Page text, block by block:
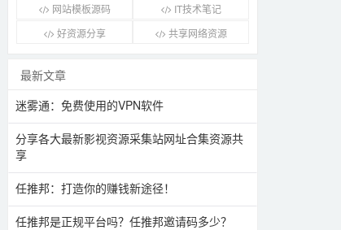
网站模板源码
IT技术笔记
好资源分享
共享网络资源
最新文章
迷雾通：免费使用的VPN软件
分享各大最新影视资源采集站网址合集资源共
享
任推邦：打造你的赚钱新途径！
任推邦是正规平台吗？任推邦邀请码多少？